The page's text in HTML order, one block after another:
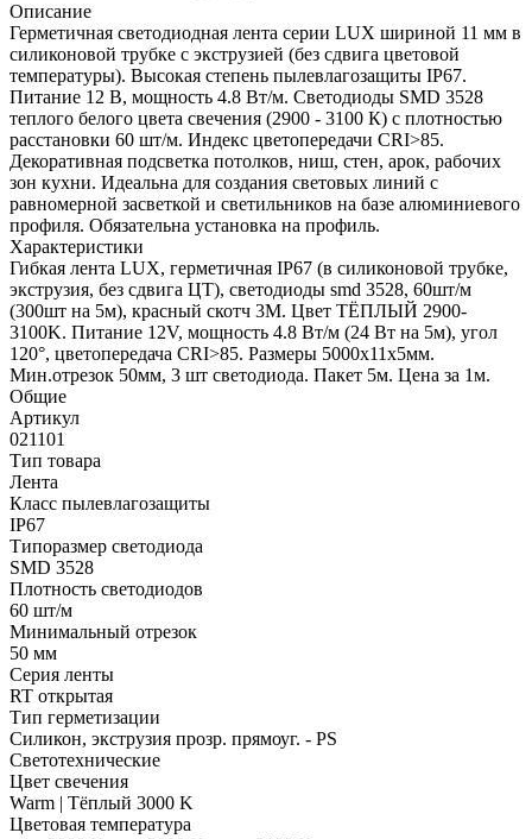
Описание
Герметичная светодиодная лента серии LUX шириной 11 мм в
силиконовой трубке с экструзией (без сдвига цветовой
температуры). Высокая степень пылевлагозащиты IP67.
Питание 12 В, мощность 4.8 Вт/м. Светодиоды SMD 3528
теплого белого цвета свечения (2900 - 3100 К) с плотностью
расстановки 60 шт/м. Индекс цветопередачи CRI>85.
Декоративная подсветка потолков, ниш, стен, арок, рабочих
зон кухни. Идеальна для создания световых линий с
равномерной засветкой и светильников на базе алюминиевого
профиля. Обязательна установка на профиль.
Характеристики
Гибкая лента LUX, герметичная IP67 (в силиконовой трубке,
экструзия, без сдвига ЦТ), светодиоды smd 3528, 60шт/м
(300шт на 5м), красный скотч 3М. Цвет ТЁПЛЫЙ 2900-
3100K. Питание 12V, мощность 4.8 Вт/м (24 Вт на 5м), угол
120°, цветопередача CRI>85. Размеры 5000х11x5мм.
Мин.отрезок 50мм, 3 шт светодиода. Пакет 5м. Цена за 1м.
Общие
Артикул
021101
Тип товара
Лента
Класс пылевлагозащиты
IP67
Типоразмер светодиода
SMD 3528
Плотность светодиодов
60 шт/м
Минимальный отрезок
50 мм
Серия ленты
RT открытая
Тип герметизации
Силикон, экструзия прозр. прямоуг. - PS
Светотехнические
Цвет свечения
Warm | Тёплый 3000 K
Цветовая температура